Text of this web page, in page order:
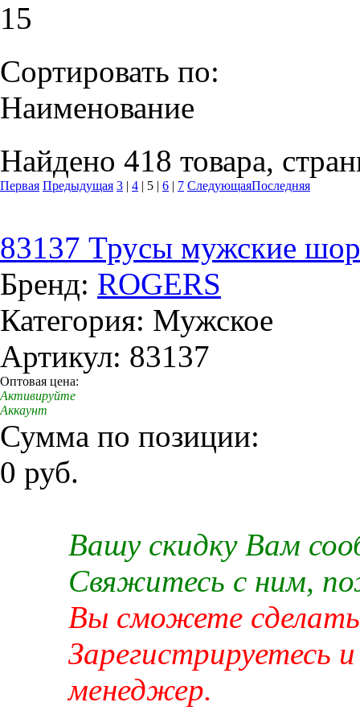
15
Сортировать по:
Наименование
Найдено 418 товара,
Первая Предыдущая 3 | 4 | 5 | 6 | 7 СледующаяПоследняя
83137 Трусы мужские
Бренд: ROGERS
Категория: Мужское
Артикул: 83137
Оптовая цена:
Активируйте
Аккаунт
Сумма по позиции:
0 руб.
Вашу скидку Вам
Свяжитесь с ним,
Вы сможете сделать
Зарегистрируетесь
менеджер.